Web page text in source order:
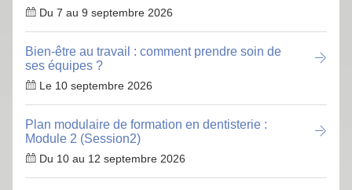
Du 7 au 9 septembre 2026
Bien-être au travail : comment prendre soin de
ses équipes ?
Le 10 septembre 2026
Plan modulaire de formation en dentisterie :
Module 2 (Session2)
Du 10 au 12 septembre 2026